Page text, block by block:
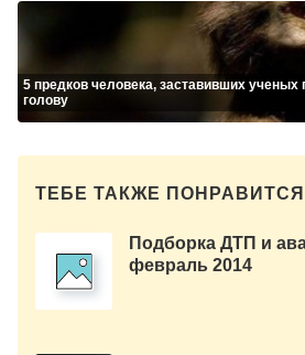
5 предков человека, заставивших ученых
голову
ТЕБЕ ТАКЖЕ ПОНРАВИТСЯ
Подборка ДТП и
февраль 2014